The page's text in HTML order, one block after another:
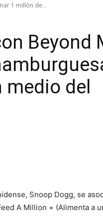
1 millón de...
Beyond
del
Snoop Dogg, se
A Million + (Alimenta a